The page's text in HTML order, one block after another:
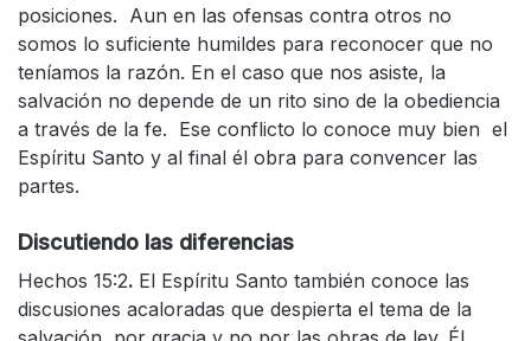
posiciones. Aun en las ofensas contra otros no
somos lo suficiente humildes para reconocer que no
teníamos la razón. En el caso que nos asiste, la
salvación no depende de un rito sino de la obediencia
a través de la fe. Ese conflicto lo conoce muy bien el
Espíritu Santo y al final él obra para convencer las
partes.
Discutiendo las diferencias
Hechos 15:2. El Espíritu Santo también conoce las
discusiones acaloradas que despierta el tema de la